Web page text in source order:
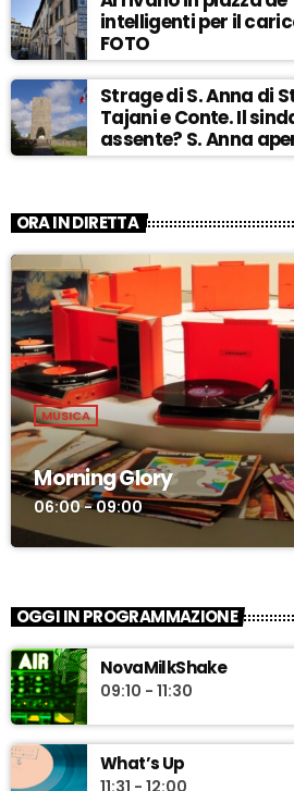
intelligenti per il
FOTO
Strage di S. Anna di
Tajani e Conte. Il
assente? S. Anna
ASCOLTA
ORA IN DIRETTA
MUSICA
Morning Glory
06:00 - 09:00
OGGI IN PROGRAMMAZIONE
NovaMilkShake
09:10 - 11:30
What’s Up
11:31 - 12:00